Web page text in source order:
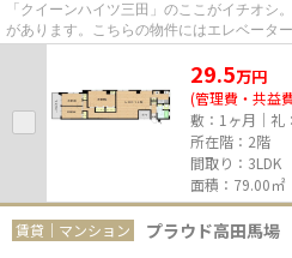
「クイーンハイツ三田」のここがイチオシ
があります。こちらの物件にはエレベータ
29.5万円
(管理費・共益
敷：1ヶ月｜礼
所在階：2階
間取り：3LDK
面積：79.00㎡
賃貸｜マンション プラウド高田馬場